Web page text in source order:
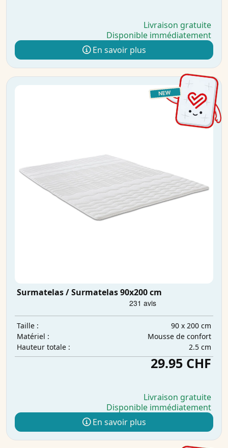
Livraison gratuite
Disponible immédiatement
En savoir plus
Surmatelas / Surmatelas 90x200 cm
Taille :
90 x 200 cm
Matériel :
Mousse de confort
Hauteur totale :
2.5 cm
29.95 CHF
Livraison gratuite
Disponible immédiatement
En savoir plus